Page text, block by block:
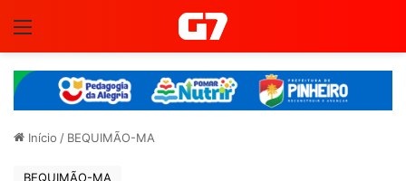
Início / BEQUIMÃO-MA
BEQUIMÃO-MA